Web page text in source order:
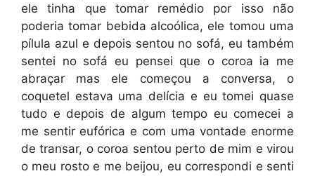
ele tinha que tomar remédio por isso não
poderia tomar bebida alcoólica, ele tomou uma
pílula azul e depois sentou no sofá, eu também
sentei no sofá eu pensei que o coroa ia me
abraçar mas ele começou a conversa, o
coquetel estava uma delícia e eu tomei quase
tudo e depois de algum tempo eu comecei a
me sentir eufórica e com uma vontade enorme
de transar, o coroa sentou perto de mim e virou
o meu rosto e me beijou, eu correspondi e senti